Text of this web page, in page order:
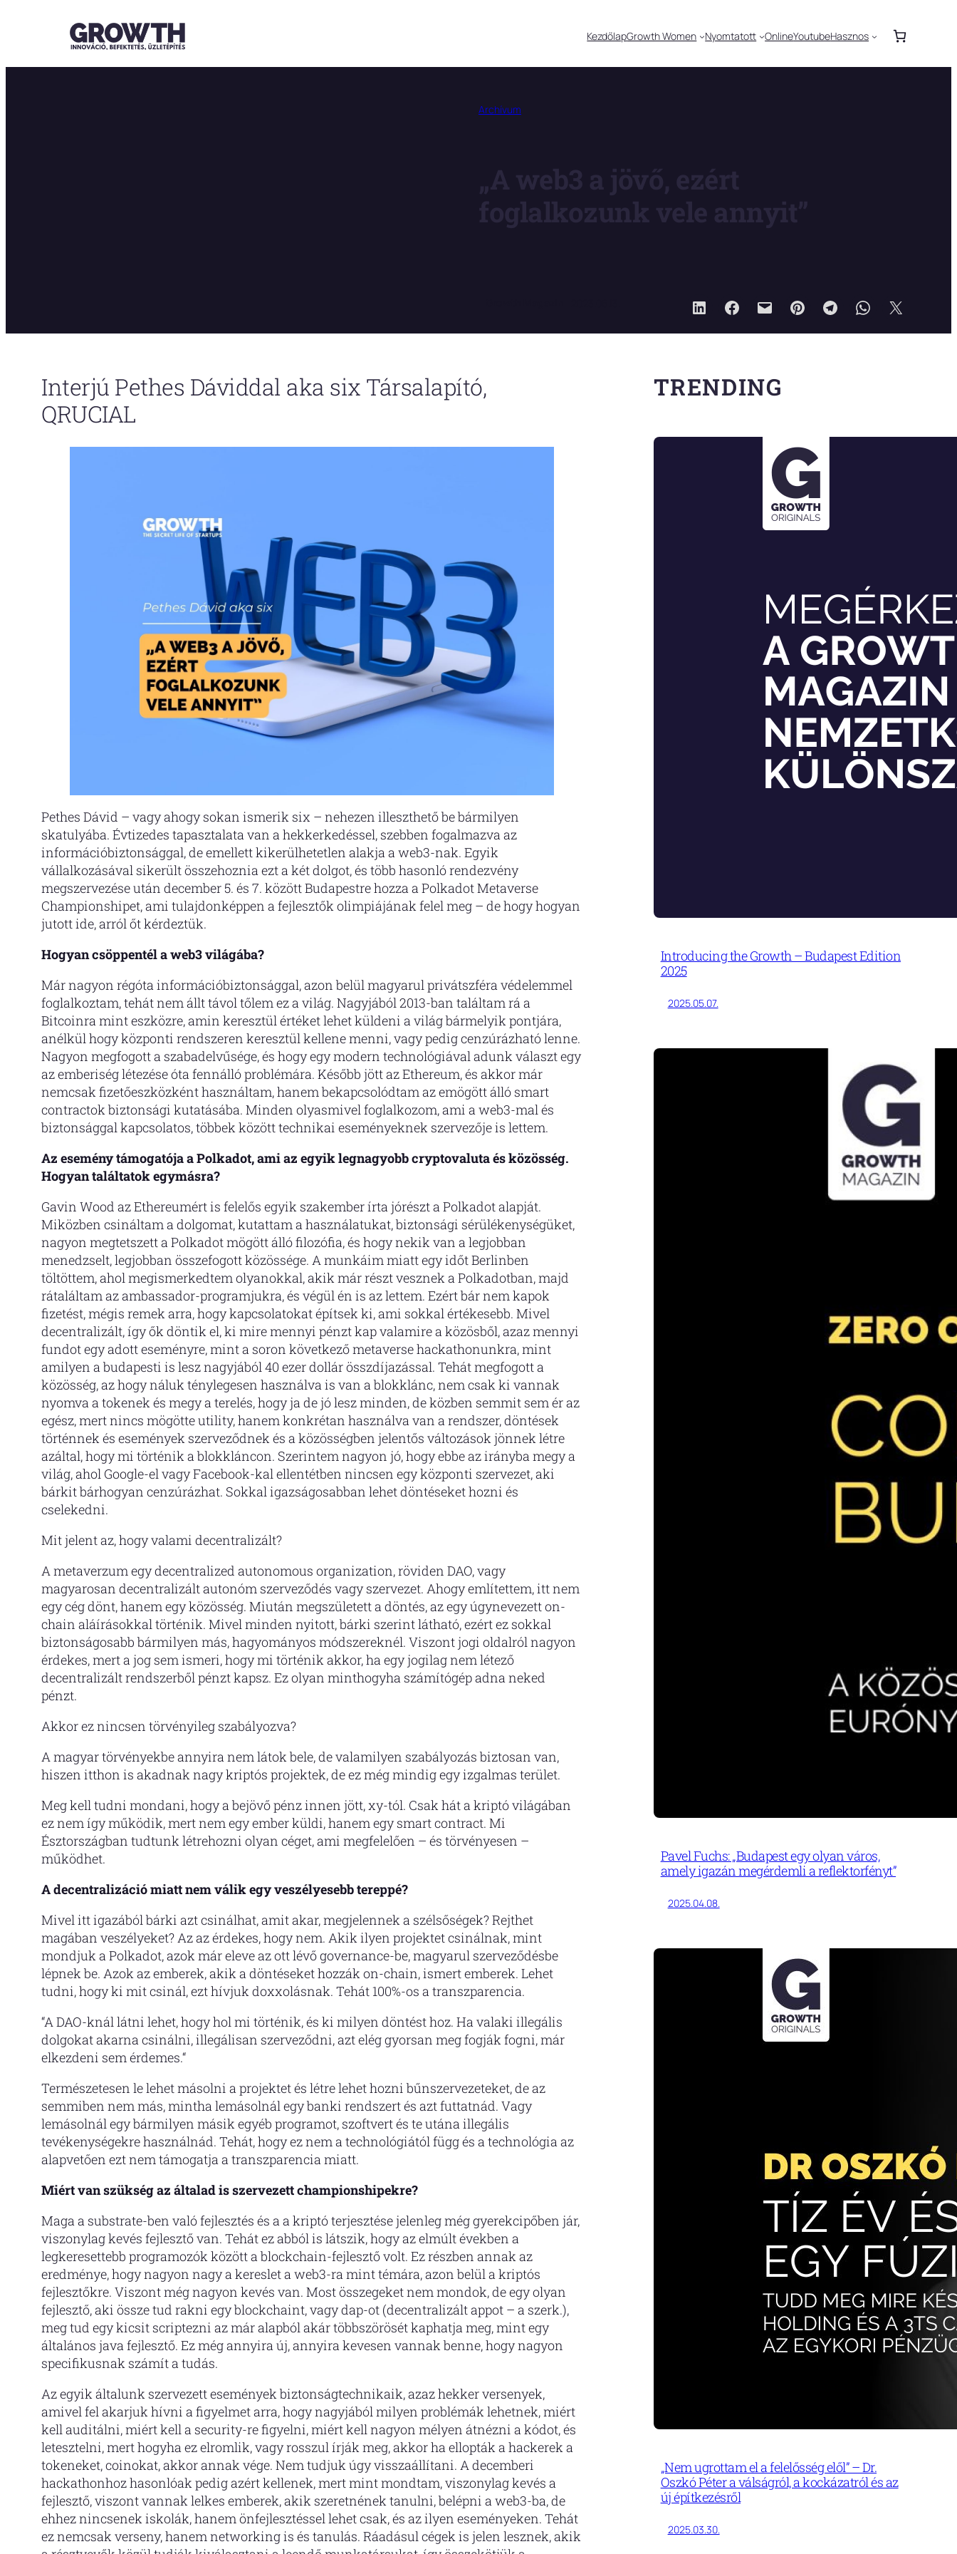
KezdőlapGrowth Women Nyomtatott OnlineYoutubeHasznos
Archívum
„A web3 a jövő, ezért
foglalkozunk vele annyit”
Interjú Pethes Dáviddal aka six Társalapító,
QRUCIAL
Pethes Dávid – vagy ahogy sokan ismerik six – nehezen illeszthető be bármilyen
skatulyába. Évtizedes tapasztalata van a hekkerkedéssel, szebben fogalmazva az
információbiztonsággal, de emellett kikerülhetetlen alakja a web3-nak. Egyik
vállalkozásával sikerült összehoznia ezt a két dolgot, és több hasonló rendezvény
megszervezése után december 5. és 7. között Budapestre hozza a Polkadot Metaverse
Championshipet, ami tulajdonképpen a fejlesztők olimpiájának felel meg – de hogy hogyan
jutott ide, arról őt kérdeztük.
Hogyan csöppentél a web3 világába?
Már nagyon régóta információbiztonsággal, azon belül magyarul privátszféra védelemmel
foglalkoztam, tehát nem állt távol tőlem ez a világ. Nagyjából 2013-ban találtam rá a
Bitcoinra mint eszközre, amin keresztül értéket lehet küldeni a világ bármelyik pontjára,
anélkül hogy központi rendszeren keresztül kellene menni, vagy pedig cenzúrázható lenne.
Nagyon megfogott a szabadelvűsége, és hogy egy modern technológiával adunk választ egy
az emberiség létezése óta fennálló problémára. Később jött az Ethereum, és akkor már
nemcsak fizetőeszközként használtam, hanem bekapcsolódtam az emögött álló smart
contractok biztonsági kutatásába. Minden olyasmivel foglalkozom, ami a web3-mal és
biztonsággal kapcsolatos, többek között technikai eseményeknek szervezője is lettem.
Az esemény támogatója a Polkadot, ami az egyik legnagyobb cryptovaluta és közösség.
Hogyan találtatok egymásra?
Gavin Wood az Ethereumért is felelős egyik szakember írta jórészt a Polkadot alapját.
Miközben csináltam a dolgomat, kutattam a használatukat, biztonsági sérülékenységüket,
nagyon megtetszett a Polkadot mögött álló filozófia, és hogy nekik van a legjobban
menedzselt, legjobban összefogott közössége. A munkáim miatt egy időt Berlinben
töltöttem, ahol megismerkedtem olyanokkal, akik már részt vesznek a Polkadotban, majd
rátaláltam az ambassador-programjukra, és végül én is az lettem. Ezért bár nem kapok
fizetést, mégis remek arra, hogy kapcsolatokat építsek ki, ami sokkal értékesebb. Mivel
decentralizált, így ők döntik el, ki mire mennyi pénzt kap valamire a közösből, azaz mennyi
fundot egy adott eseményre, mint a soron következő metaverse hackathonunkra, mint
amilyen a budapesti is lesz nagyjából 40 ezer dollár összdíjazással. Tehát megfogott a
közösség, az hogy náluk ténylegesen használva is van a blokklánc, nem csak ki vannak
nyomva a tokenek és megy a terelés, hogy ja de jó lesz minden, de közben semmit sem ér az
egész, mert nincs mögötte utility, hanem konkrétan használva van a rendszer, döntések
történnek és események szerveződnek és a közösségben jelentős változások jönnek létre
azáltal, hogy mi történik a blokkláncon. Szerintem nagyon jó, hogy ebbe az irányba megy a
világ, ahol Google-el vagy Facebook-kal ellentétben nincsen egy központi szervezet, aki
bárkit bárhogyan cenzúrázhat. Sokkal igazságosabban lehet döntéseket hozni és
cselekedni.
Mit jelent az, hogy valami decentralizált?
A metaverzum egy decentralized autonomous organization, röviden DAO, vagy
magyarosan decentralizált autonóm szerveződés vagy szervezet. Ahogy említettem, itt nem
egy cég dönt, hanem egy közösség. Miután megszületett a döntés, az egy úgynevezett on-
chain aláírásokkal történik. Mivel minden nyitott, bárki szerint látható, ezért ez sokkal
biztonságosabb bármilyen más, hagyományos módszereknél. Viszont jogi oldalról nagyon
érdekes, mert a jog sem ismeri, hogy mi történik akkor, ha egy jogilag nem létező
decentralizált rendszerből pénzt kapsz. Ez olyan minthogyha számítógép adna neked
pénzt.
Akkor ez nincsen törvényileg szabályozva?
A magyar törvényekbe annyira nem látok bele, de valamilyen szabályozás biztosan van,
hiszen itthon is akadnak nagy kriptós projektek, de ez még mindig egy izgalmas terület.
Meg kell tudni mondani, hogy a bejövő pénz innen jött, xy-tól. Csak hát a kriptó világában
ez nem így működik, mert nem egy ember küldi, hanem egy smart contract. Mi
Észtországban tudtunk létrehozni olyan céget, ami megfelelően – és törvényesen –
működhet.
A decentralizáció miatt nem válik egy veszélyesebb tereppé?
Mivel itt igazából bárki azt csinálhat, amit akar, megjelennek a szélsőségek? Rejthet
magában veszélyeket? Az az érdekes, hogy nem. Akik ilyen projektet csinálnak, mint
mondjuk a Polkadot, azok már eleve az ott lévő governance-be, magyarul szerveződésbe
lépnek be. Azok az emberek, akik a döntéseket hozzák on-chain, ismert emberek. Lehet
tudni, hogy ki mit csinál, ezt hívjuk doxxolásnak. Tehát 100%-os a transzparencia.
“A DAO-knál látni lehet, hogy hol mi történik, és ki milyen döntést hoz. Ha valaki illegális
dolgokat akarna csinálni, illegálisan szerveződni, azt elég gyorsan meg fogják fogni, már
elkezdeni sem érdemes.“
Természetesen le lehet másolni a projektet és létre lehet hozni bűnszervezeteket, de az
semmiben nem más, mintha lemásolnál egy banki rendszert és azt futtatnád. Vagy
lemásolnál egy bármilyen másik egyéb programot, szoftvert és te utána illegális
tevékenységekre használnád. Tehát, hogy ez nem a technológiától függ és a technológia az
alapvetően ezt nem támogatja a transzparencia miatt.
Miért van szükség az általad is szervezett championshipekre?
Maga a substrate-ben való fejlesztés és a a kriptó terjesztése jelenleg még gyerekcipőben jár,
viszonylag kevés fejlesztő van. Tehát ez abból is látszik, hogy az elmúlt években a
legkeresettebb programozók között a blockchain-fejlesztő volt. Ez részben annak az
eredménye, hogy nagyon nagy a kereslet a web3-ra mint témára, azon belül a kriptós
fejlesztőkre. Viszont még nagyon kevés van. Most összegeket nem mondok, de egy olyan
fejlesztő, aki össze tud rakni egy blockchaint, vagy dap-ot (decentralizált appot – a szerk.),
meg tud egy kicsit scriptezni az már alapból akár többszörösét kaphatja meg, mint egy
általános java fejlesztő. Ez még annyira új, annyira kevesen vannak benne, hogy nagyon
specifikusnak számít a tudás.
Az egyik általunk szervezett események biztonságtechnikaik, azaz hekker versenyek,
amivel fel akarjuk hívni a figyelmet arra, hogy nagyjából milyen problémák lehetnek, miért
kell auditálni, miért kell a security-re figyelni, miért kell nagyon mélyen átnézni a kódot, és
letesztelni, mert hogyha ez elromlik, vagy rosszul írják meg, akkor ha ellopták a hackerek a
tokeneket, coinokat, akkor annak vége. Nem tudjuk úgy visszaállítani. A decemberi
hackathonhoz hasonlóak pedig azért kellenek, mert mint mondtam, viszonylag kevés a
fejlesztő, viszont vannak lelkes emberek, akik szeretnének tanulni, belépni a web3-ba, de
ehhez nincsenek iskolák, hanem önfejlesztéssel lehet csak, és az ilyen eseményeken. Tehát
ez nemcsak verseny, hanem networking is és tanulás. Ráadásul cégek is jelen lesznek, akik
TRENDING
Introducing the Growth – Budapest Edition
2025
2025.05.07.
Pavel Fuchs: „Budapest egy olyan város,
amely igazán megérdemli a reflektorfényt”
2025.04.08.
„Nem ugrottam el a felelősség elől” – Dr.
Oszkó Péter a válságról, a kockázatról és az
új építkezésről
2025.03.30.